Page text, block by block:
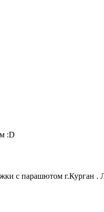
:D
с парашютом г.Курган .